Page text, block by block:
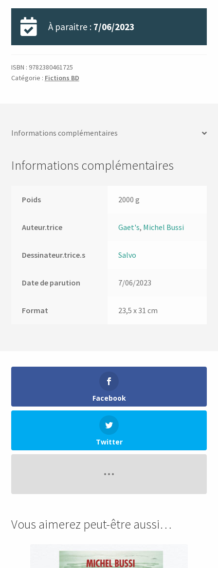
À paraitre : 7/06/2023
ISBN : 9782380461725
Catégorie : Fictions BD
Informations complémentaires
Informations complémentaires
Poids 2000 g
Auteur.trice Gaet's, Michel Bussi
Dessinateur.trice.s Salvo
Date de parution 7/06/2023
Format 23,5 x 31 cm
Facebook
Twitter
Vous aimerez peut-être aussi…